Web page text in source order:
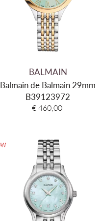
BALMAIN
Balmain de Balmain 29mm
B39123972
€ 460,00